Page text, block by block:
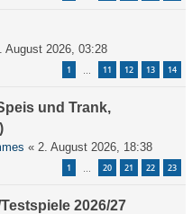
August 2026, 03:28
1 11 12 13 14
und Trank,
« 2. August 2026, 18:38
1 20 21 22 23
2026/27